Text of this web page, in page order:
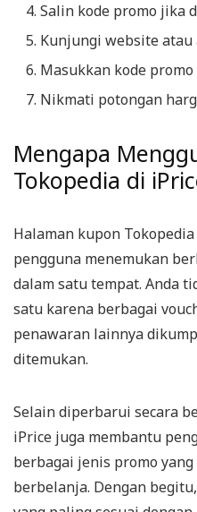
Salin kode promo jika
Kunjungi website atau
Masukkan kode promo
Nikmati potongan
Mengapa
Tokopedia di
Halaman kupon
pengguna menemukan
dalam satu tempat. Anda
satu karena berbagai
penawaran lainnya
ditemukan.
Selain diperbarui secara
iPrice juga membantu
berbagai jenis promo
berbelanja. Dengan